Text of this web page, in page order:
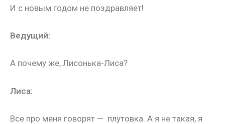
И с новым годом не поздравляет!
Ведущий:
А почему же, Лисонька-Лиса?
Лиса:
Все про меня говорят — плутовка. А я не такая, я